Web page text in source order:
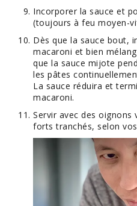
Incorporer la sauce et
(toujours à feu moyen-
Dès que la sauce bout,
macaroni et bien
que la sauce mijote
les pâtes
La sauce réduira et
macaroni.
Servir avec des oignons
forts tranchés, selon